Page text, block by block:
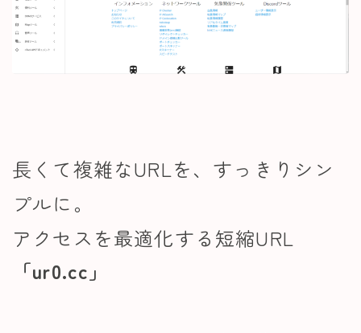
長くて複雑なURLを、すっきりシン
プルに。
アクセスを最適化する短縮URL
「ur0.cc」